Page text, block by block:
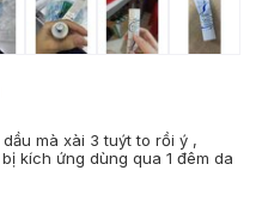
mà xài 3 tuýt to rồi ý ,
kích ứng dùng qua 1 đêm da